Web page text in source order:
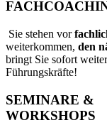
Sie stehen vor
weiterkommen, den
bringt Sie sofort
Führungskräfte!
SEMINARE &
WORKSHOPS